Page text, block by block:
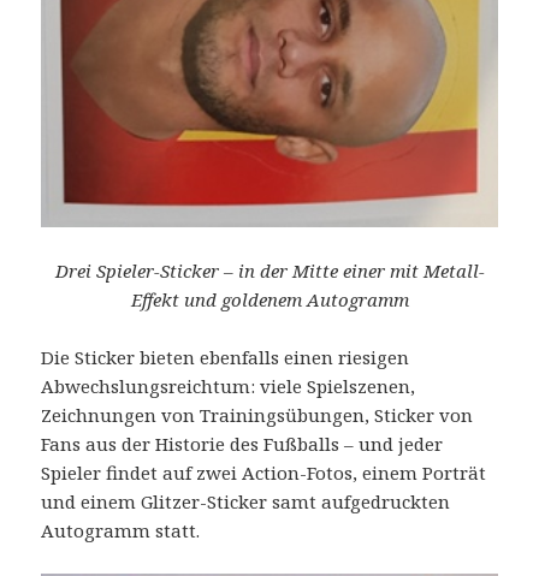
Drei Spieler-Sticker – in der Mitte einer mit Metall-
Effekt und goldenem Autogramm
Die Sticker bieten ebenfalls einen riesigen
Abwechslungsreichtum: viele Spielszenen,
Zeichnungen von Trainingsübungen, Sticker von
Fans aus der Historie des Fußballs – und jeder
Spieler findet auf zwei Action-Fotos, einem Porträt
und einem Glitzer-Sticker samt aufgedruckten
Autogramm statt.